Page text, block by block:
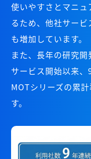
使いやすさとマニ
るため、他社サー
も増加しています。
また、長年の研究
サービス開始以来、
MOTシリーズの累
す。